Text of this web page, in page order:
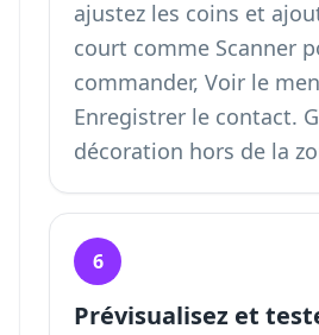
ajustez les coins et
court comme Scanner
commander, Voir le
Enregistrer le contact.
décoration hors de la
6
Prévisualisez et